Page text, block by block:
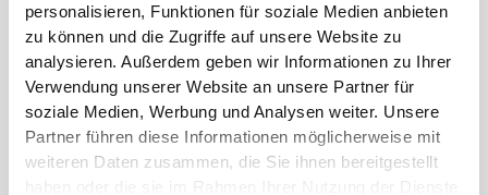
personalisieren, Funktionen für soziale Medien anbieten
zu können und die Zugriffe auf unsere Website zu
analysieren. Außerdem geben wir Informationen zu Ihrer
Verwendung unserer Website an unsere Partner für
soziale Medien, Werbung und Analysen weiter. Unsere
Partner führen diese Informationen möglicherweise mit
weiteren Daten zusammen, die Sie ihnen bereitgestellt
UNFALLSICHER